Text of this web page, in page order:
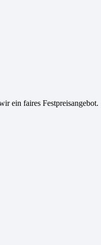
ein faires Festpreisangebot.